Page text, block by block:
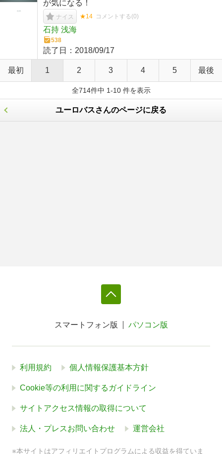
が気になる！
ナイス ★14 コメントする(0)
石持 浅海
538
読了日： 2018/09/17
最初 1 2 3 4 5 最後
全714件中 1-10 件を表示
ユーロバスさんのページに戻る
スマートフォン版 パソコン版
利用規約 個人情報保護基本方針
Cookie等の利用に関するガイドライン
サイトアクセス情報の取得について
法人・プレスお問い合わせ 運営会社
※本サイトはアフィリエイトプログラムによる収益を得ていま